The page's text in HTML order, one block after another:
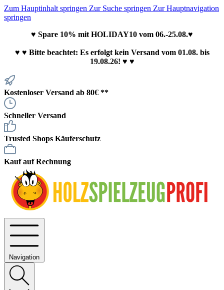
Zum Hauptinhalt springen Zur Suche springen Zur Hauptnavigation
springen
♥ Spare 10% mit HOLIDAY10 vom 06.-25.08.♥
♥ ♥ Bitte beachtet: Es erfolgt kein Versand vom 01.08. bis
19.08.26! ♥ ♥
Kostenloser Versand ab 80€ **
Schneller Versand
Trusted Shops Käuferschutz
Kauf auf Rechnung
Navigation